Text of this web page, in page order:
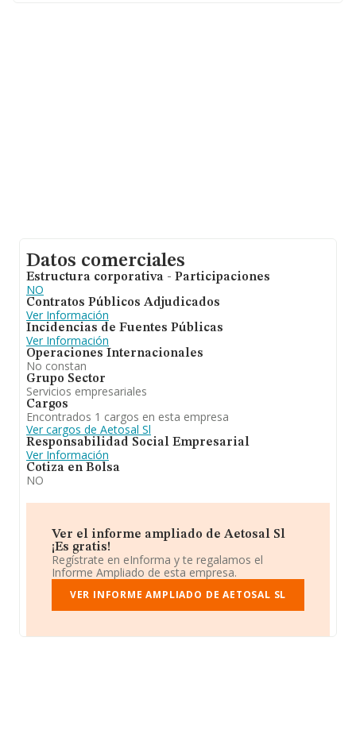
Datos comerciales
Estructura corporativa - Participaciones
NO
Contratos Públicos Adjudicados
Ver Información
Incidencias de Fuentes Públicas
Ver Información
Operaciones Internacionales
No constan
Grupo Sector
Servicios empresariales
Cargos
Encontrados 1 cargos en esta empresa
Ver cargos de Aetosal Sl
Responsabilidad Social Empresarial
Ver Información
Cotiza en Bolsa
NO
Ver el informe ampliado de Aetosal Sl
¡Es gratis!
Regístrate en eInforma y te regalamos el
Informe Ampliado de esta empresa.
VER INFORME AMPLIADO DE AETOSAL SL